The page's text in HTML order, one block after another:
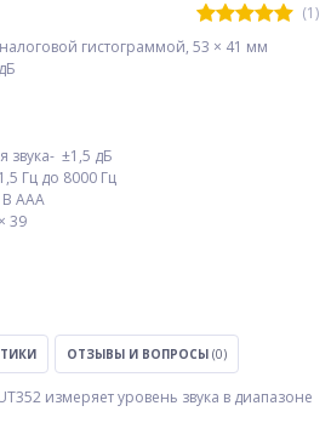
(1)
гистограммой, 53 × 41 мм
звука- ±1,5 дБ
Гц до 8000 Гц
AAA
39
ОТЗЫВЫ И ВОПРОСЫ (0)
измеряет уровень звука в диапазоне